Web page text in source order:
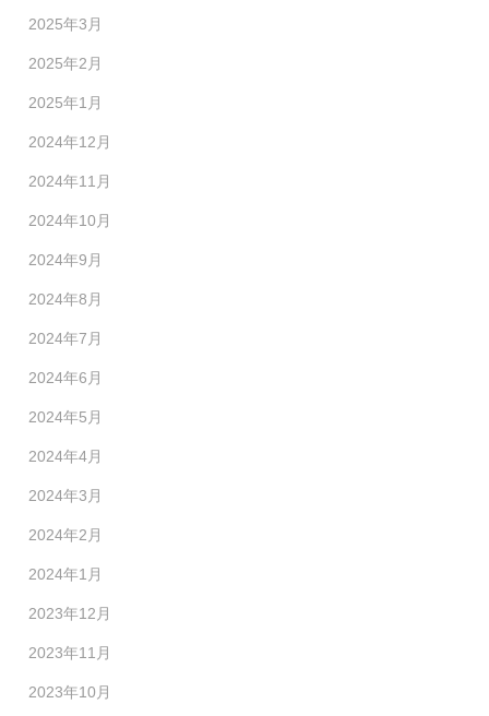
2025年3月
2025年2月
2025年1月
2024年12月
2024年11月
2024年10月
2024年9月
2024年8月
2024年7月
2024年6月
2024年5月
2024年4月
2024年3月
2024年2月
2024年1月
2023年12月
2023年11月
2023年10月